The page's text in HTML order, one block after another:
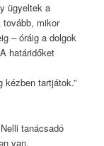
ügyeltek a
tovább, mikor
– óráig a dolgok
határidőket
kézben tartjátok.”
tanácsadó
van,